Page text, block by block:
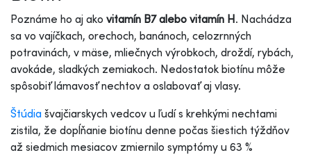
Poznáme ho aj ako vitamín B7 alebo vitamín H. Nachádza
sa vo vajíčkach, orechoch, banánoch, celozrnných
potravinách, v mäse, mliečnych výrobkoch, droždí, rybách,
avokáde, sladkých zemiakoch. Nedostatok biotínu môže
spôsobiť lámavosť nechtov a oslabovať aj vlasy.
Štúdia švajčiarskych vedcov u ľudí s krehkými nechtami
zistila, že dopĺňanie biotínu denne počas šiestich týždňov
až siedmich mesiacov zmiernilo symptómy u 63 %